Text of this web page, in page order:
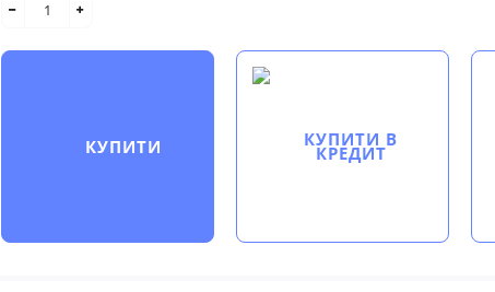
КУПИТИ КУПИТИ В
КРЕДИТ